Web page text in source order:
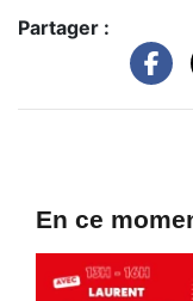
Partager :
En ce